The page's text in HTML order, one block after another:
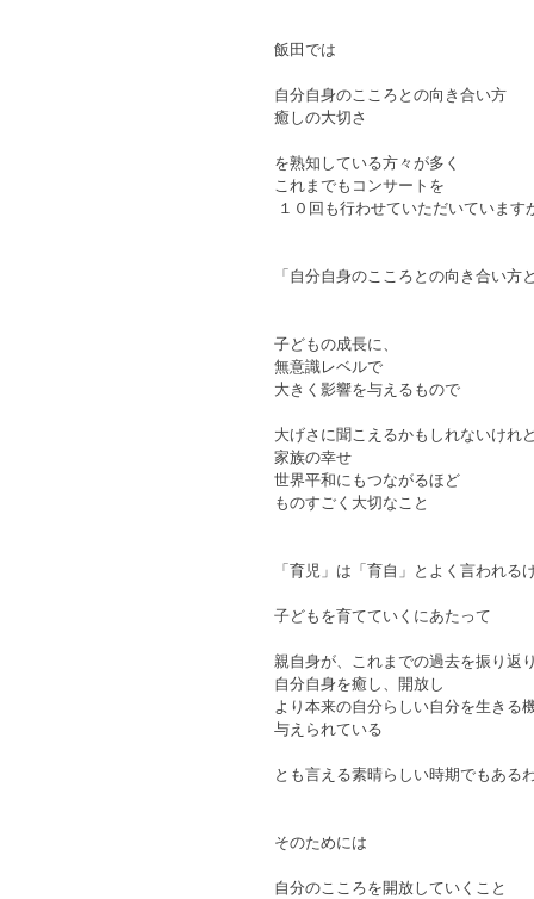
飯田では
自分自身のこころとの向き合い方
癒しの大切さ
を熟知している方々が多く
これまでもコンサートを
１０回も行わせていただいています
「自分自身のこころとの向き合い方
子どもの成長に、
無意識レベルで
大きく影響を与えるもので
大げさに聞こえるかもしれないけれ
家族の幸せ
世界平和にもつながるほど
ものすごく大切なこと
「育児」は「育自」とよく言われる
子どもを育てていくにあたって
親自身が、これまでの過去を振り返り
自分自身を癒し、開放し
より本来の自分らしい自分を生きる
与えられている
とも言える素晴らしい時期でもある
そのためには
自分のこころを開放していくこと